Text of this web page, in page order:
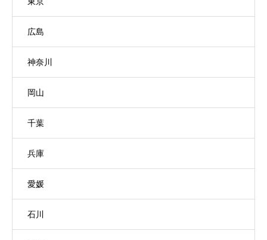
広島
神奈川
岡山
千葉
兵庫
愛媛
石川